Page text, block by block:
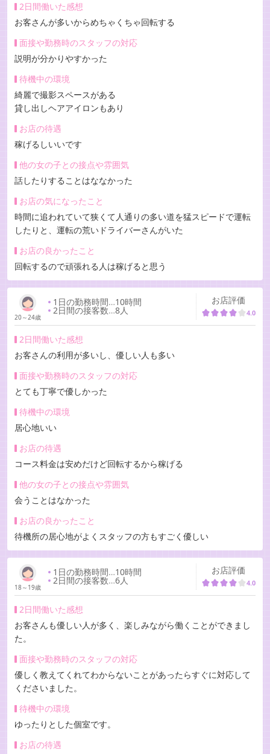
2日間働いた感想
お客さんが多いからめちゃくちゃ回転する
面接や勤務時のスタッフの対応
説明が分かりやすかった
待機中の環境
綺麗で撮影スペースがある
貸し出しヘアアイロンもあり
お店の待遇
稼げるしいいです
他の女の子との接点や雰囲気
話したりすることはななかった
お店の気になったこと
時間に追われていて狭くて人通りの多い道を猛スピードで運転
したりと、運転の荒いドライバーさんがいた
お店の良かったこと
回転するので頑張れる人は稼げると思う
20～24歳
1日の勤務時間…10時間
2日間の接客数…8人
お店評価
4.0
2日間働いた感想
お客さんの利用が多いし、優しい人も多い
面接や勤務時のスタッフの対応
とても丁寧で優しかった
待機中の環境
居心地いい
お店の待遇
コース料金は安めだけど回転するから稼げる
他の女の子との接点や雰囲気
会うことはなかった
お店の良かったこと
待機所の居心地がよくスタッフの方もすごく優しい
18～19歳
1日の勤務時間…10時間
2日間の接客数…6人
お店評価
4.0
2日間働いた感想
お客さんも優しい人が多く、楽しみながら働くことができまし
た。
面接や勤務時のスタッフの対応
優しく教えてくれてわからないことがあったらすぐに対応して
くださいました。
待機中の環境
ゆったりとした個室です。
お店の待遇